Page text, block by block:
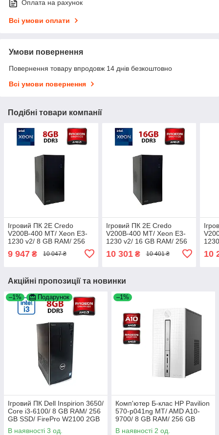
Оплата на рахунок
Всі умови оплати
Умови повернення
Повернення товару впродовж 14 днів безкоштовно
Всі умови повернення
Подібні товари компанії
Ігровий ПК 2E Credo
V200B-400 MT/ Xeon E3-
1230 v2/ 8 GB RAM/ 256
GB SSD NVMe/ Radeon R9
270 2GB
9 947 ₴ 10 047 ₴
Ігровий ПК 2E Credo
V200B-400 MT/ Xeon E3-
1230 v2/ 16 GB RAM/ 256
GB SSD NVMe/ Radeon R9
270 2GB
10 301₴ 10 401 ₴ 10
Акційні пропозиції та новинки
–1% Подарунок
Ігровий ПК Dell Inspirion 3650/
Core i3-6100/ 8 GB RAM/ 256
GB SSD/ FirePro W2100 2GB
В наявності 3 од.
–1%
Комп'ютер Б-клас HP Pavilion
570-p041ng MT/ AMD A10-
9700/ 8 GB RAM/ 256 GB
SSD/ Radeon R5 M435 2GB
В наявності 2 од.